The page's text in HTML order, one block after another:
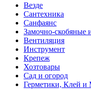
Везде
Сантехника
Санфаянс
Замочно-скобяные
Вентиляция
Инструмент
Крепеж
Хозтовары
Сад и огород
Герметики, Клей и